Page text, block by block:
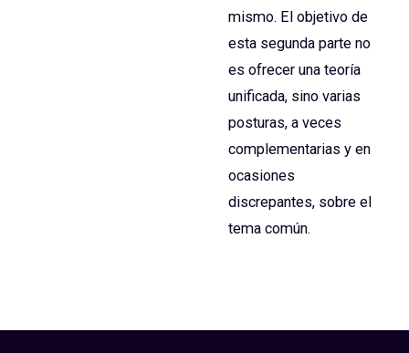
mismo. El objetivo de
esta segunda parte no
es ofrecer una teoría
unificada, sino varias
posturas, a veces
complementarias y en
ocasiones
discrepantes, sobre el
tema común.